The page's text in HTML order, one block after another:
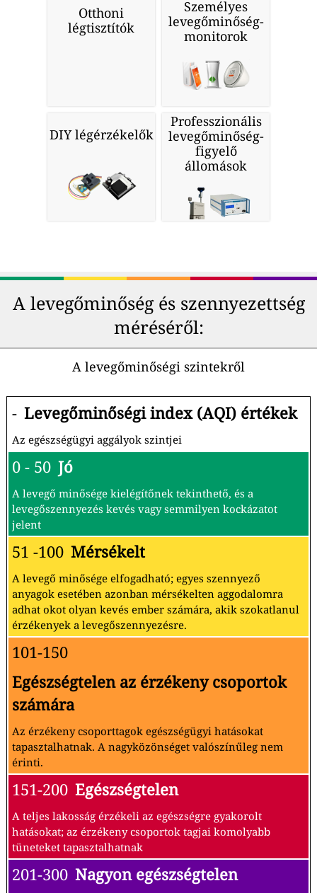
Otthoni
légtisztítók
Személyes
levegőminőség-
monitorok
DIY légérzékelők
Professzionális
levegőminőség-
figyelő
állomások
A levegőminőség és szennyezettség
méréséről:
A levegőminőségi szintekről
- Levegőminőségi index (AQI) értékek
Az egészségügyi aggályok szintjei
0 - 50 Jó
A levegő minősége kielégítőnek tekinthető, és a
levegőszennyezés kevés vagy semmilyen kockázatot
jelent
51 -100 Mérsékelt
A levegő minősége elfogadható; egyes szennyező
anyagok esetében azonban mérsékelten aggodalomra
adhat okot olyan kevés ember számára, akik szokatlanul
érzékenyek a levegőszennyezésre.
101-150
Egészségtelen az érzékeny csoportok
számára
Az érzékeny csoporttagok egészségügyi hatásokat
tapasztalhatnak. A nagyközönséget valószínűleg nem
érinti.
151-200 Egészségtelen
A teljes lakosság érzékeli az egészségre gyakorolt
hatásokat; az érzékeny csoportok tagjai komolyabb
tüneteket tapasztalhatnak
201-300 Nagyon egészségtelen